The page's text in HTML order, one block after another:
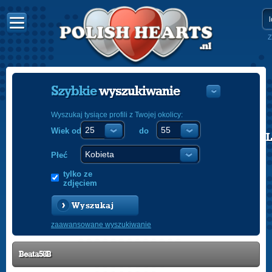
POLISH
Szybkiewyszukiwanie
Wyszukaj tysiące profili z Twojej okolicy:
Wiek od do
Płeć
tylko ze
zdjęciem
Wyszukaj
zaawansowane wyszukiwanie
Beata58B